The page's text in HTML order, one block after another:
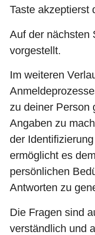
Taste akzeptierst
Auf der nächsten
vorgestellt.
Im weiteren
zu deiner Person
Angaben zu
der
ermöglicht es
persönlichen
Antworten zu
Die Fragen sind
verständlich und